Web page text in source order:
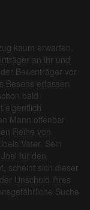
kaum erwarten.
an ihr und
Besenträger vor
Besens erfassen
bald
eigentlich
Mann offenbar
Reihe von
Vater. Sein
für den
scheint sich dieser
Unschuld ihres
Suche